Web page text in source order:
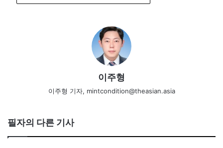
이주형
이주형 기자, mintcondition@theasian.asia
필자의 다른 기사